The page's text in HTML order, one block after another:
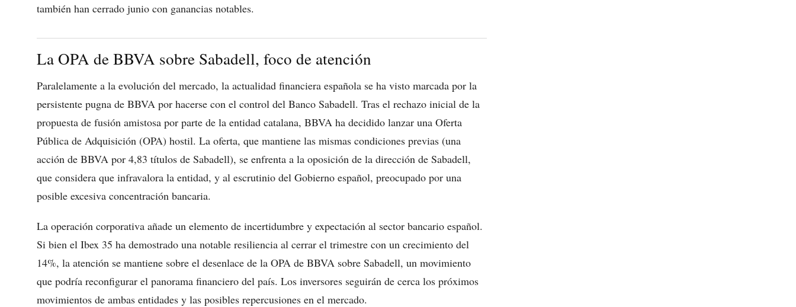
también han cerrado junio con ganancias notables.
La OPA de BBVA sobre Sabadell, foco de atención
Paralelamente a la evolución del mercado, la actualidad financiera española se ha visto marcada por la
persistente pugna de BBVA por hacerse con el control del Banco Sabadell. Tras el rechazo inicial de la
propuesta de fusión amistosa por parte de la entidad catalana, BBVA ha decidido lanzar una Oferta
Pública de Adquisición (OPA) hostil. La oferta, que mantiene las mismas condiciones previas (una
acción de BBVA por 4,83 títulos de Sabadell), se enfrenta a la oposición de la dirección de Sabadell,
que considera que infravalora la entidad, y al escrutinio del Gobierno español, preocupado por una
posible excesiva concentración bancaria.
La operación corporativa añade un elemento de incertidumbre y expectación al sector bancario español.
Si bien el Ibex 35 ha demostrado una notable resiliencia al cerrar el trimestre con un crecimiento del
14%, la atención se mantiene sobre el desenlace de la OPA de BBVA sobre Sabadell, un movimiento
que podría reconfigurar el panorama financiero del país. Los inversores seguirán de cerca los próximos
movimientos de ambas entidades y las posibles repercusiones en el mercado.